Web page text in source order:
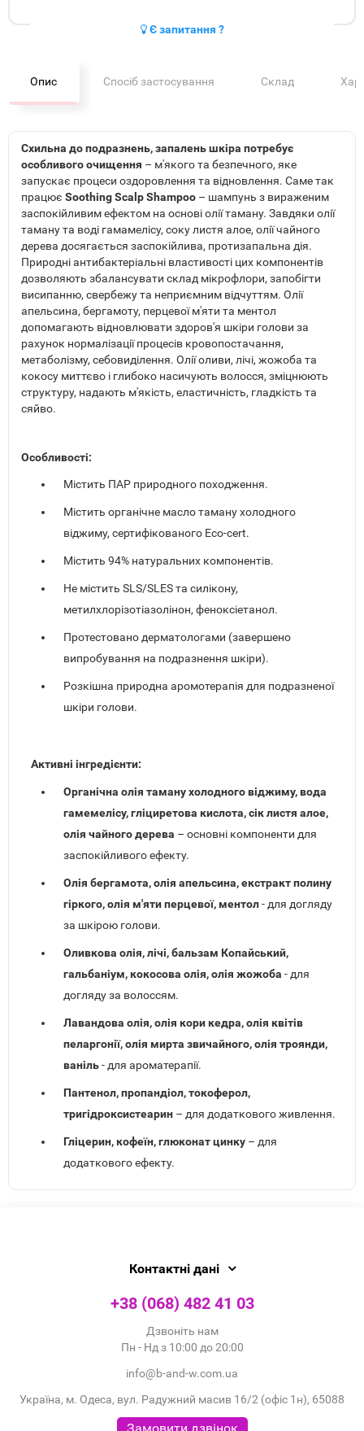
Є запитання ?
Опис Спосіб застосування Склад
Схильна до подразнень, запалень шкіра потребує
особливого очищення – м'якого та безпечного, яке
запускає процеси оздоровлення та відновлення. Саме так
працює Soothing Scalp Shampoo – шампунь з вираженим
заспокійливим ефектом на основі олії таману. Завдяки олії
таману та воді гамамелісу, соку листя алое, олії чайного
дерева досягається заспокійлива, протизапальна дія.
Природні антибактеріальні властивості цих компонентів
дозволяють збалансувати склад мікрофлори, запобігти
висипанню, свербежу та неприємним відчуттям. Олії
апельсина, бергамоту, перцевої м'яти та ментол
допомагають відновлювати здоров'я шкіри голови за
рахунок нормалізації процесів кровопостачання,
метаболізму, себовиділення. Олії оливи, лічі, жожоба та
кокосу миттєво і глибоко насичують волосся, зміцнюють
структуру, надають м'якість, еластичність, гладкість та
сяйво.
Особливості:
Містить ПАР природного походження.
Містить органічне масло таману холодного
віджиму, сертифікованого Eco-cert.
Містить 94% натуральних компонентів.
Не містить SLS/SLES та силікону,
метилхлорізотіазолінон, феноксіетанол.
Протестовано дерматологами (завершено
випробування на подразнення шкіри).
Розкішна природна аромотерапія для подразненої
шкіри голови.
Активні інгредієнти:
Органічна олія таману холодного віджиму, вода
гамемелісу, гліциретова кислота, сік листя алое,
олія чайного дерева – основні компоненти для
заспокійливого ефекту.
Олія бергамота, олія апельсина, екстракт полину
гіркого, олія м'яти перцевої, ментол- для догляду
за шкірою голови.
Оливкова олія, лічі, бальзам Копайський,
гальбаніум, кокосова олія, олія жожоба - для
догляду за волоссям.
Лавандова олія, олія кори кедра, олія квітів
пеларгонії, олія мирта звичайного, олія троянди,
ваніль- для ароматерапії.
Пантенол, пропандіол, токоферол,
тригідроксистеарин – для додаткового живлення.
Гліцерин, кофеїн, глюконат цинку – для
додаткового ефекту.
Контактні дані
+38 (068) 482 41 03
Дзвоніть нам
Пн - Нд з 10:00 до 20:00
info@b-and-w.com.ua
Україна, м. Одеса, вул. Радужний масив 16/2 (офіс 1н), 65088